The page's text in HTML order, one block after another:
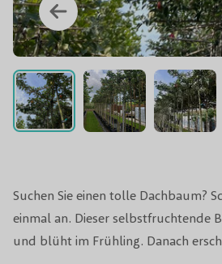
Suchen Sie einen tolle Dachbaum?
einmal an. Dieser selbstfruchtende
und blüht im Frühling. Danach